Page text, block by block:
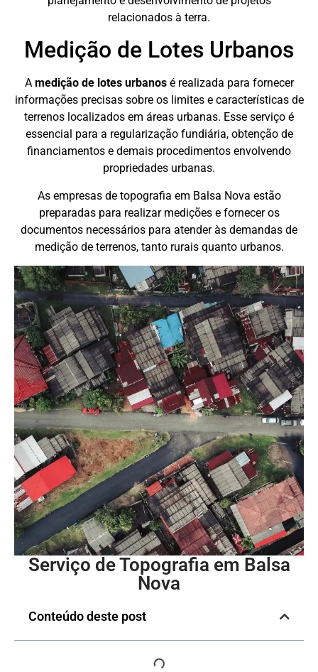
relacionados à terra.
Medição de Lotes Urbanos
A medição de lotes urbanosé realizada para fornecer
informações precisas sobre os limites e características de
terrenos localizados em áreas urbanas. Esse serviço é
essencial para a regularização fundiária, obtenção de
financiamentos e demais procedimentos envolvendo
propriedades urbanas.
As empresas de topografia em Balsa Nova estão
preparadas para realizar medições e fornecer os
documentos necessários para atender às demandas de
medição de terrenos, tanto rurais quanto urbanos.
Serviço de Topografia em Balsa
Nova
Conteúdo deste post